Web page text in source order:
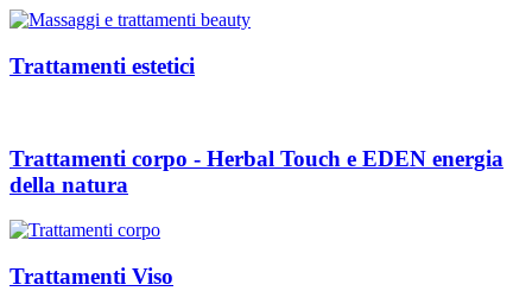
Trattamenti estetici
Trattamenti corpo - Herbal Touch e EDEN energia
della natura
Trattamenti Viso